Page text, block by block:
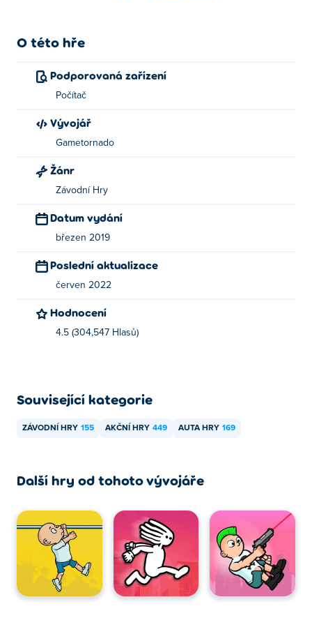
O této hře
Podporovaná zařízení
Počítač
Vývojář
Gametornado
Žánr
Závodní Hry
Datum vydání
březen 2019
Poslední aktualizace
červen 2022
Hodnocení
4.5 (304,547 Hlasů)
Související kategorie
ZÁVODNÍ HRY 155 AKČNÍ HRY 449 AUTA HRY 169
Další hry od tohoto vývojáře